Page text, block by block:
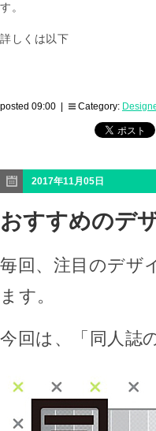
す。
詳しくは以下
posted 09:00 | Category:
2017年11月05日
おすすめのデ
毎回、注目のデザ
ます。
今回は、「同人誌